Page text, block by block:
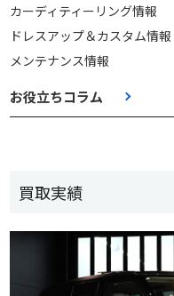
カーディティーリング情報
ドレスアップ＆カスタム情報
メンテナンス情報
お役立ちコラム
買取実績